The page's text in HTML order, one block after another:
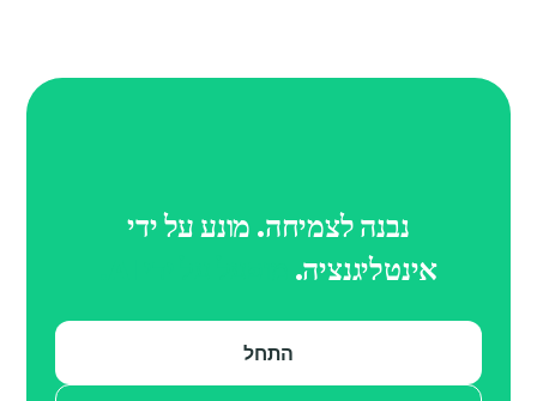
נבנה לצמיחה. מונע על ידי
אינטליגנציה.
התחל